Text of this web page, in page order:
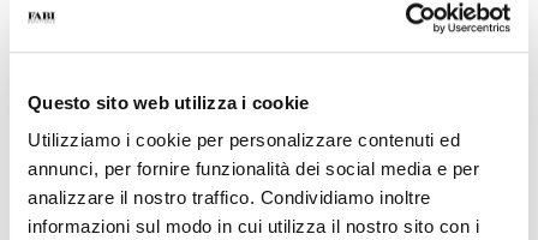
Questo sito web utilizza i cookie
Utilizziamo i cookie per personalizzare contenuti ed
annunci, per fornire funzionalità dei social media e per
analizzare il nostro traffico. Condividiamo inoltre
informazioni sul modo in cui utilizza il nostro sito con i
DETTAGLI SUL PRODOTTO
- Materiale: Camoscio
- Altezza: 19 cm
- Lunghezza: 32 cm
- Profondità: 13 cm
- Made in Italy
PERCHÉ È SPECIALE?